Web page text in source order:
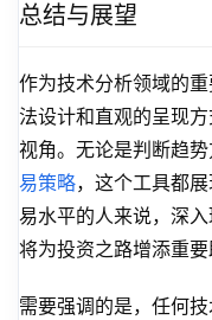
总结与展望
作为技术分析领域的
法设计和直观的呈现
视角。无论是判断趋
易策略，这个工具都
易水平的人来说，深
将为投资之路增添重要
需要强调的是，任何